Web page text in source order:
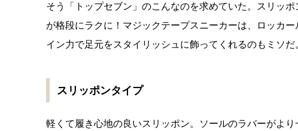
そう「トップセブン」のこんなのを求めていた。スリッ
が格段にラクに！マジックテープスニーカーは、ロッカ
イン力で足元をスタイリッシュに飾ってくれるのもミソだ
スリッポンタイプ
軽くて履き心地の良いスリッポン。ソールのラバーがより